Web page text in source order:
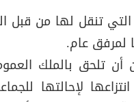
التي تنقل لها من قبل
عام.
أن تلحق بالملك
لإحالتها